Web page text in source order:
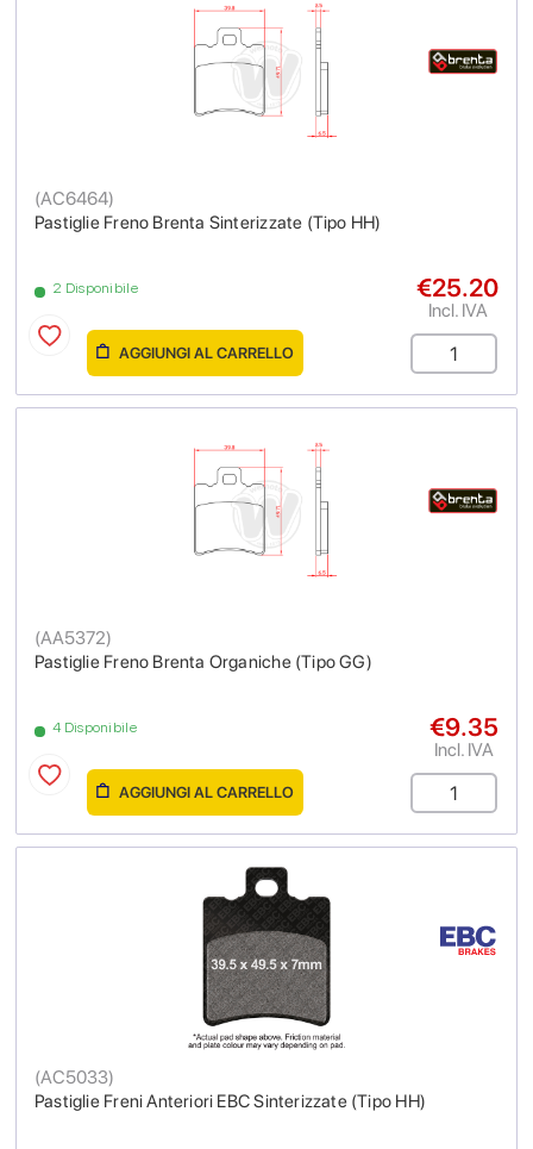
Pastiglie Freno Brenta Sinterizzate (Tipo HH)
(AC6464)
2 Disponibile €25.20
Incl. IVA
AGGIUNGI AL CARRELLO
Pastiglie Freno Brenta Organiche (Tipo GG)
(AA5372)
4 Disponibile €9.35
Incl. IVA
AGGIUNGI AL CARRELLO
Pastiglie Freni Anteriori EBC Sinterizzate (Tipo HH)
(AC5033)